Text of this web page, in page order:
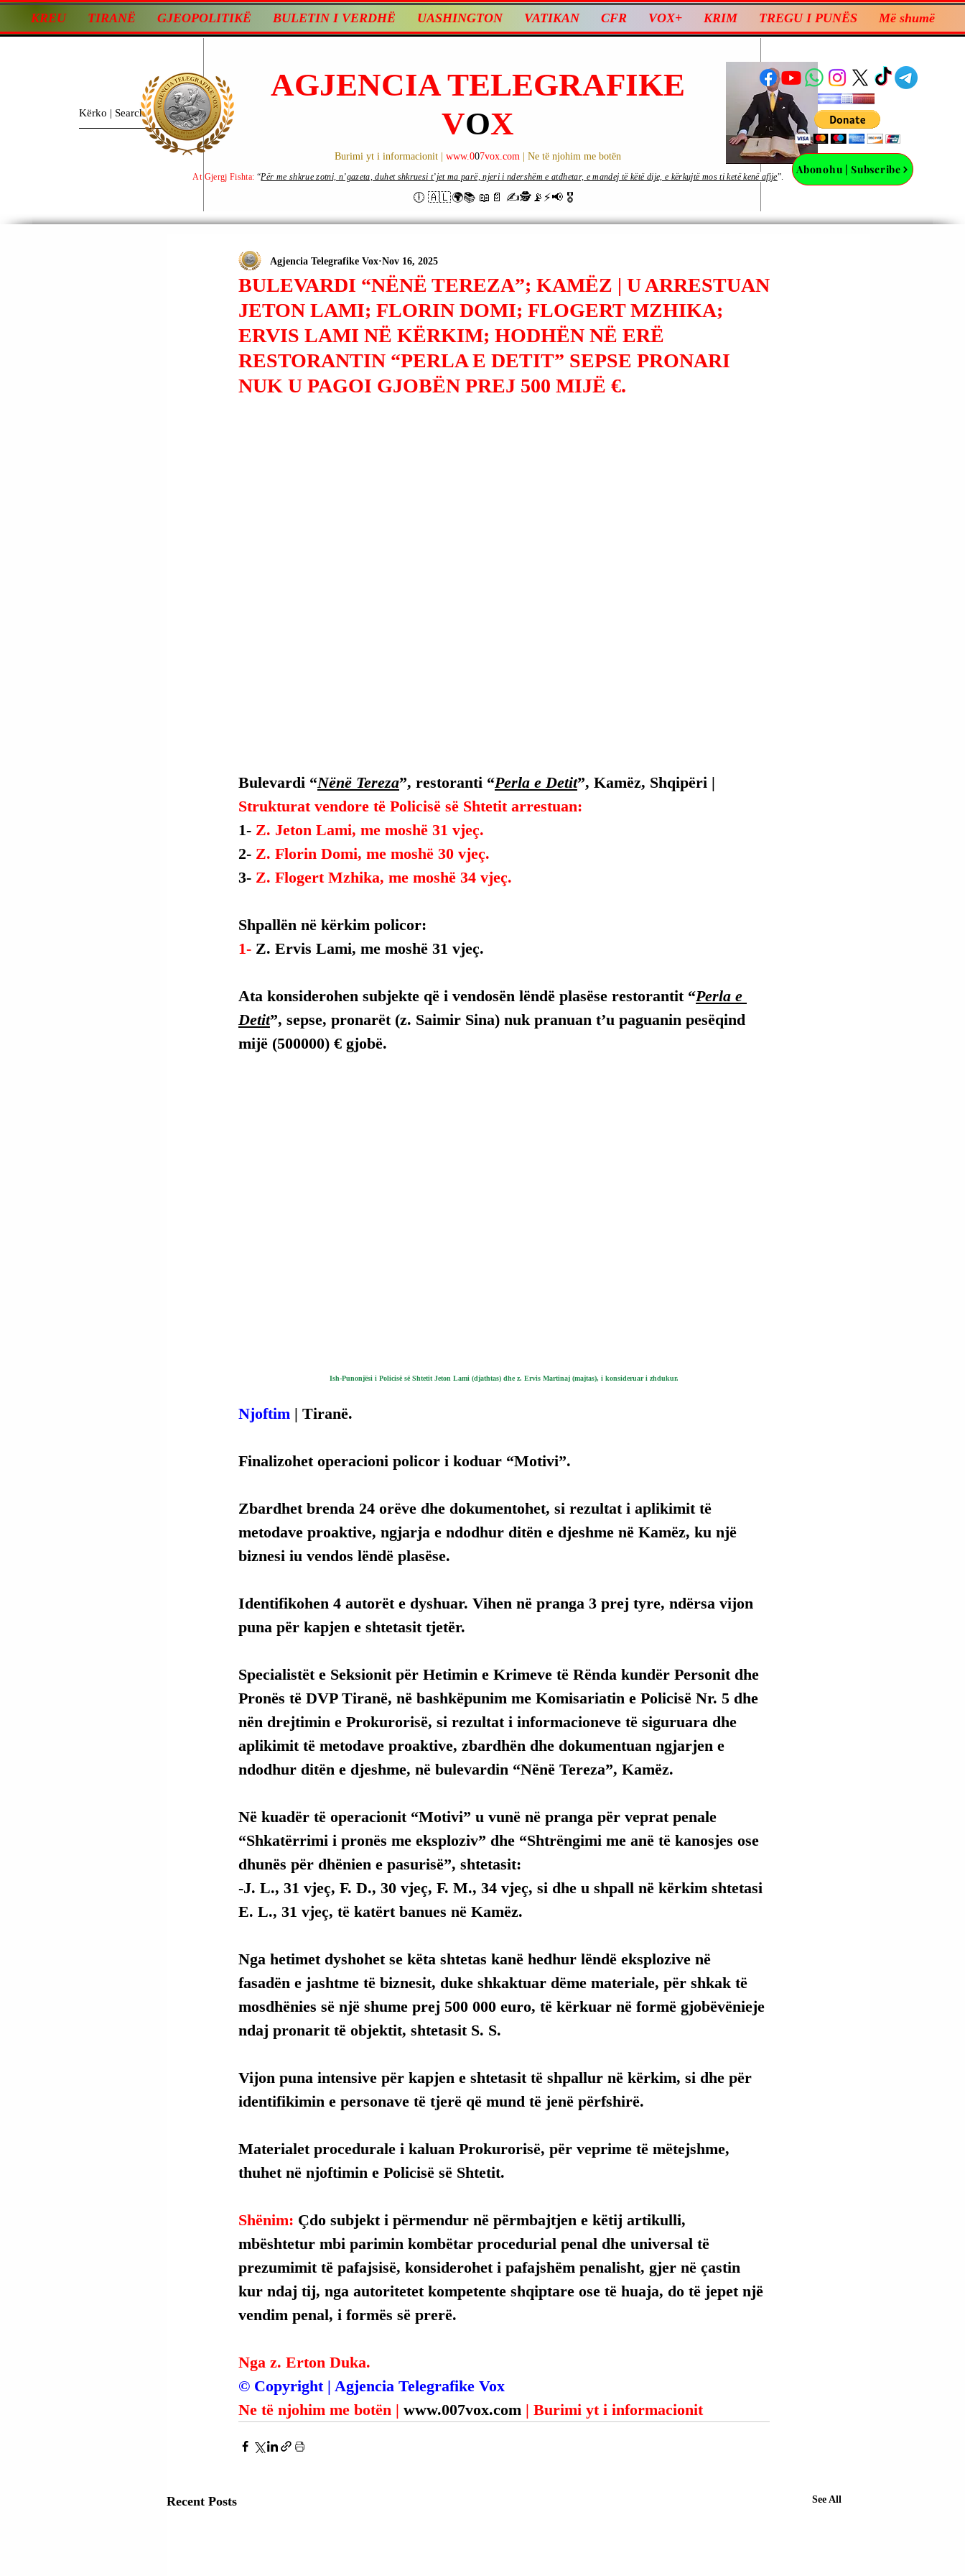
KREU TIRANË GJEOPOLITIKË BULETIN I VERDHË UASHINGTON VATIKAN CFR VOX+ KRIM TREGU I PUNËS Më shumë
AGJENCIA TELEGRAFIKE
VOX
Burimi yt i informacionit | www.007vox.com | Ne të njohim me botën
🕕 🇦🇱🌍📚 📖📄 ✍🕵️📡⚡️📢 🎖
Abonohu | Subscribe
At Gjergj Fishta: “Për me shkrue zotni, n’gazeta, duhet shkruesi t’jet ma parë, njeri i ndershëm e atdhetar, e mandej të këtë dije, e kërkujtë mos ti ketë kenë afije”.
BULEVARDI “NËNË TEREZA”; KAMËZ | U ARRESTUAN
JETON LAMI; FLORIN DOMI; FLOGERT MZHIKA;
ERVIS LAMI NË KËRKIM; HODHËN NË ERË
RESTORANTIN “PERLA E DETIT” SEPSE PRONARI
NUK U PAGOI GJOBËN PREJ 500 MIJË €.
Agjencia Telegrafike Vox Nov 16, 2025
Bulevardi “Nënë Tereza”, restoranti “Perla e Detit”, Kamëz, Shqipëri |
Strukturat vendore të Policisë së Shtetit arrestuan:
1- Z. Jeton Lami, me moshë 31 vjeç.
2- Z. Florin Domi, me moshë 30 vjeç.
3- Z. Flogert Mzhika, me moshë 34 vjeç.
Shpallën në kërkim policor:
1- Z. Ervis Lami, me moshë 31 vjeç.
Ata konsiderohen subjekte që i vendosën lëndë plasëse restorantit “Perla e
Detit”, sepse, pronarët (z. Saimir Sina) nuk pranuan t’u paguanin pesëqind
mijë (500000) € gjobë.
Ish-Punonjësi i Policisë së Shtetit Jeton Lami (djathtas) dhe z. Ervis Martinaj (majtas), i konsideruar i zhdukur.
Njoftim | Tiranë.
Finalizohet operacioni policor i koduar “Motivi”.
Zbardhet brenda 24 orëve dhe dokumentohet, si rezultat i aplikimit të
metodave proaktive, ngjarja e ndodhur ditën e djeshme në Kamëz, ku një
biznesi iu vendos lëndë plasëse.
Identifikohen 4 autorët e dyshuar. Vihen në pranga 3 prej tyre, ndërsa vijon
puna për kapjen e shtetasit tjetër.
Specialistët e Seksionit për Hetimin e Krimeve të Rënda kundër Personit dhe
Pronës të DVP Tiranë, në bashkëpunim me Komisariatin e Policisë Nr. 5 dhe
nën drejtimin e Prokurorisë, si rezultat i informacioneve të siguruara dhe
aplikimit të metodave proaktive, zbardhën dhe dokumentuan ngjarjen e
ndodhur ditën e djeshme, në bulevardin “Nënë Tereza”, Kamëz.
Në kuadër të operacionit “Motivi” u vunë në pranga për veprat penale
“Shkatërrimi i pronës me eksploziv” dhe “Shtrëngimi me anë të kanosjes ose
dhunës për dhënien e pasurisë”, shtetasit:
-J. L., 31 vjeç, F. D., 30 vjeç, F. M., 34 vjeç, si dhe u shpall në kërkim shtetasi
E. L., 31 vjeç, të katërt banues në Kamëz.
Nga hetimet dyshohet se këta shtetas kanë hedhur lëndë eksplozive në
fasadën e jashtme të biznesit, duke shkaktuar dëme materiale, për shkak të
mosdhënies së një shume prej 500 000 euro, të kërkuar në formë gjobëvënieje
ndaj pronarit të objektit, shtetasit S. S.
Vijon puna intensive për kapjen e shtetasit të shpallur në kërkim, si dhe për
identifikimin e personave të tjerë që mund të jenë përfshirë.
Materialet procedurale i kaluan Prokurorisë, për veprime të mëtejshme,
thuhet në njoftimin e Policisë së Shtetit.
Shënim: Çdo subjekt i përmendur në përmbajtjen e këtij artikulli,
mbështetur mbi parimin kombëtar procedurial penal dhe universal të
prezumimit të pafajsisë, konsiderohet i pafajshëm penalisht, gjer në çastin
kur ndaj tij, nga autoritetet kompetente shqiptare ose të huaja, do të jepet një
vendim penal, i formës së prerë.
Nga z. Erton Duka.
© Copyright | Agjencia Telegrafike Vox
Ne të njohim me botën | www.007vox.com | Burimi yt i informacionit
Recent Posts See All